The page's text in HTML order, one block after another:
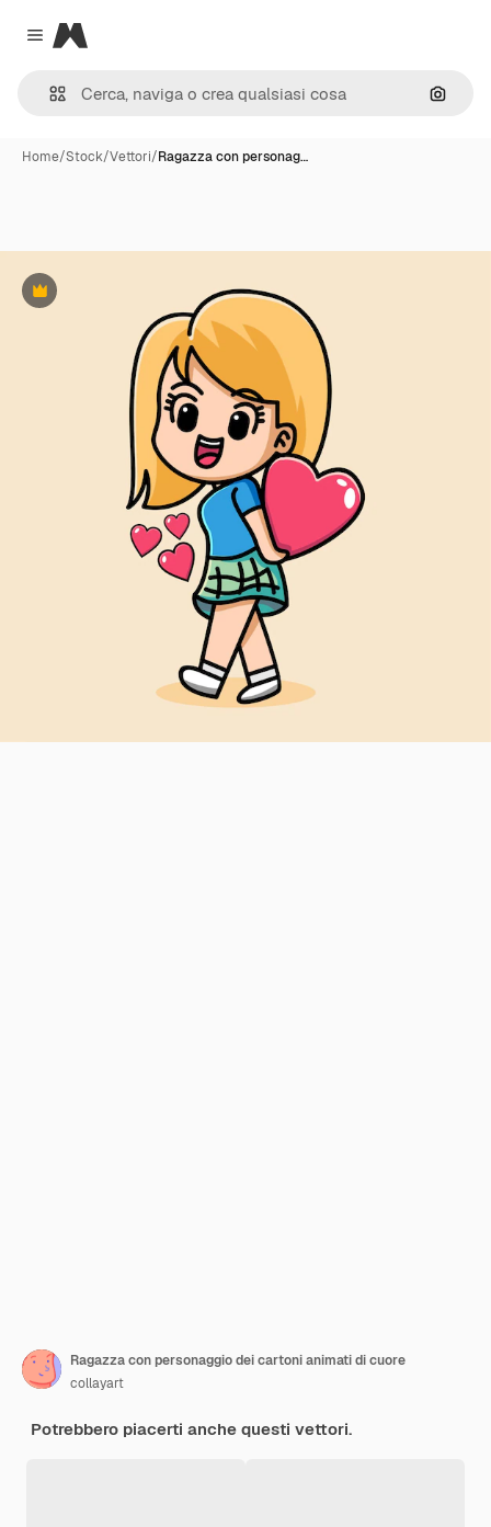
Close menu
Magnific
Cerca
Home/Stock/Vettori/Ragazza con personag…
Premium
Ragazza con personaggio dei cartoni animati di cuore
collayart
Potrebbero piacerti anche questi vettori.